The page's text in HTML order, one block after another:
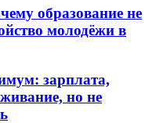
образование не
молодёжи в
зарплата,
но не